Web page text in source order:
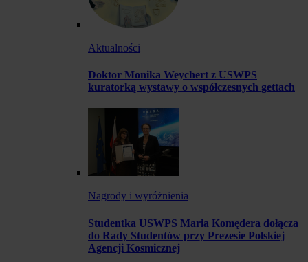
Aktualności
Doktor Monika Weychert z USWPS
kuratorką wystawy o współczesnych gettach
Nagrody i wyróżnienia
Studentka USWPS Maria Komędera dołącza
do Rady Studentów przy Prezesie Polskiej
Agencji Kosmicznej